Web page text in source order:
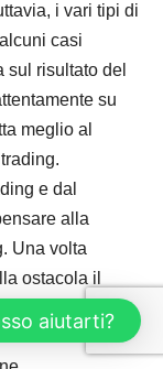
i vari tipi di
casi
sul risultato del
su
meglio al
e dal
alla
Una volta
ostacola il
aiutarti?